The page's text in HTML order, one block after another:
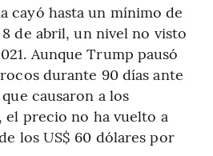
cayó hasta un mínimo de
de abril, un nivel no visto
Aunque Trump pausó
durante 90 días ante
causaron a los
el precio no ha vuelto a
los US$ 60 dólares por